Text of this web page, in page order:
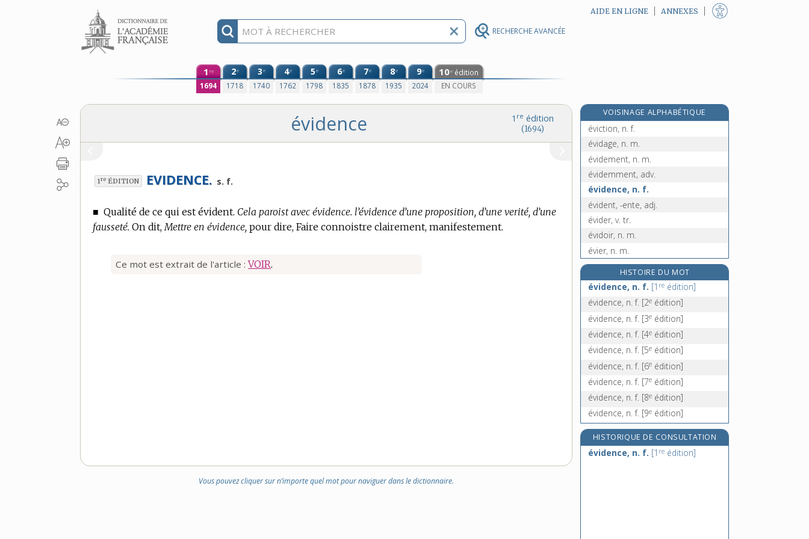
RECHERCHE AVANCÉE
Aller au contenu AIDE EN LIGNE ANNEXES
1 re
1694
2e
1718
3e
1740
4e
1762
5e
1798
6e
1835
7e
1878
8e
1935
9e
2024
10e édition
EN COURS
1 re édition
(1694)
évidence
1re ÉDITION EVIDENCE. s. f.
■Qualité de ce qui est évident. Cela paroist avec évidence. l’évidence d’une proposition, d’une verité, d’une
fausseté. On dit, Mettre en évidence, pour dire, Faire connoistre clairement, manifestement.
Ce mot est extrait de l'article :VOIR.
Vous pouvez cliquer sur n’importe quel mot pour naviguer dans le dictionnaire.
VOISINAGE ALPHABÉTIQUE
évhémérisme, n. m.
éviction, n. f.
évidage, n. m.
évidement, n. m.
évidemment, adv.
évidence, n. f.
évident, -ente, adj.
évider, v. tr.
évidoir, n. m.
évier, n. m.
évincer, v. tr.
éviré, ée, adj.[5eédition]
éviscération, n. f.
HISTOIRE DU MOT
évidence, n. f. [1 re édition]
évidence, n. f. [2e édition]
évidence, n. f. [3e édition]
évidence, n. f. [4e édition]
évidence, n. f. [5e édition]
évidence, n. f. [6e édition]
évidence, n. f. [7e édition]
évidence, n. f. [8e édition]
évidence, n. f. [9e édition]
HISTORIQUE DE CONSULTATION
évidence, n. f. [1 re édition]